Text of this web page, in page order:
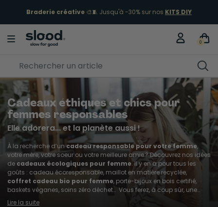
ÉCLIPSE 12 AOÛT🌖 Commandez vos lunettes !Je fonce
0
Cadeaux éthiques et chics pour
femmes responsables
Elle adorera... et la planète aussi !
À la recherche d’uncadeau responsable pour votre femme,
votre mère, votre soeur ou votre meilleure amie ? Découvrez nos idées
de cadeaux écologiques pour femme. Il y en a pour tous les
goûts : cadeau écoresponsable, maillot en matière recyclée,
coffret cadeau bio pour femme, porte-bijoux en bois certifié,
baskets véganes, soins zéro déchet… Vous ferez, à coup sûr, une
heureuse.
Lire la suite